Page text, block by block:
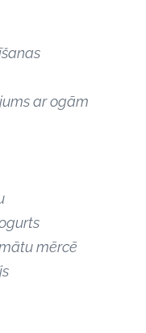
ar ogām
mērcē